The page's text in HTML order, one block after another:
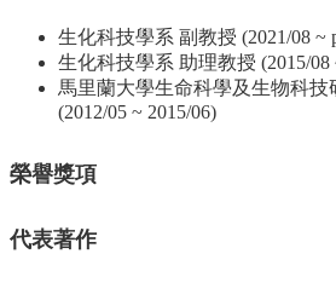
簡
系
生化科技學系 副教授 (2021/08 ~
生化科技學系 助理教授 (2015/08
馬里蘭大學生命科學及生物科
(2012/05 ~ 2015/06)
榮譽獎項
代表著作